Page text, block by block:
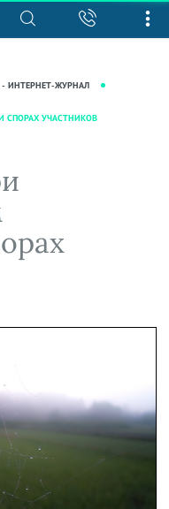
ИНТЕРНЕТ-ЖУРНАЛ
СПОРАХ УЧАСТНИКОВ